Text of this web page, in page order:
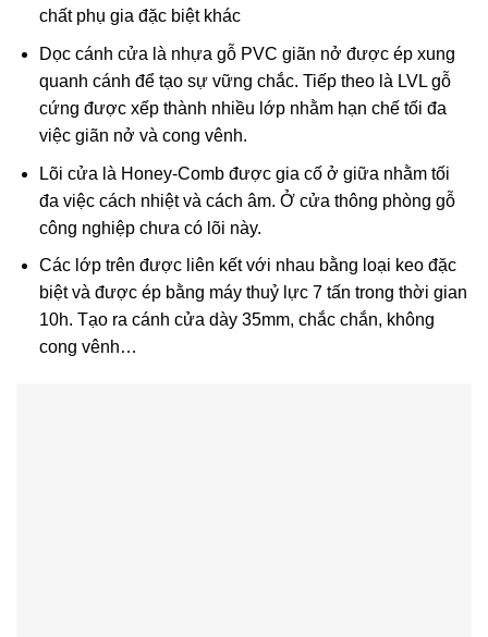
chất phụ gia đặc biệt khác
Dọc cánh cửa là nhựa gỗ PVC giãn nở được ép xung
quanh cánh để tạo sự vững chắc. Tiếp theo là LVL gỗ
cứng được xếp thành nhiều lớp nhằm hạn chế tối đa
việc giãn nở và cong vênh.
Lõi cửa là Honey-Comb được gia cố ở giữa nhằm tối
đa việc cách nhiệt và cách âm. Ở cửa thông phòng gỗ
công nghiệp chưa có lõi này.
Các lớp trên được liên kết với nhau bằng loại keo đặc
biệt và được ép bằng máy thuỷ lực 7 tấn trong thời gian
10h. Tạo ra cánh cửa dày 35mm, chắc chắn, không
cong vênh…